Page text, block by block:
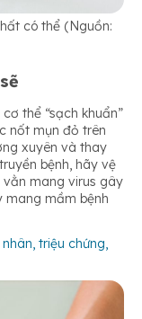
có thể (Nguồn:
thể “sạch khuẩn”
nốt mụn đỏ trên
xuyên và thay
bệnh, hãy vệ
vằn mang virus gây
mang mầm bệnh
triệu chứng,